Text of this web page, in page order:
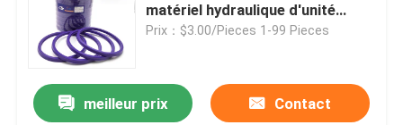
matériel hydraulique d'unité
centrale
Prix：$3.00/Pieces 1-99 Pieces
meilleur prix Contact